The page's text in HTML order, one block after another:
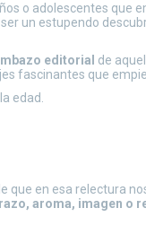
o adolescentes
un estupendo
editorial de
fascinantes que
edad.
que en esa relectura
aroma, imagen o